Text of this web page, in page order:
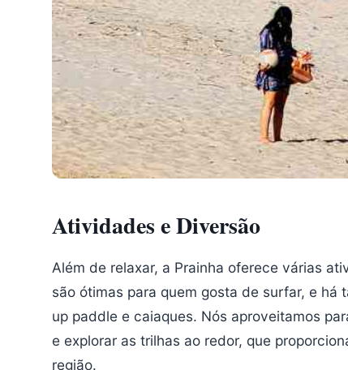
Atividades e Diversão
Além de relaxar, a Prainha oferece várias
são ótimas para quem gosta de surfar, e
up paddle e caiaques. Nós aproveitamos
e explorar as trilhas ao redor, que
região.